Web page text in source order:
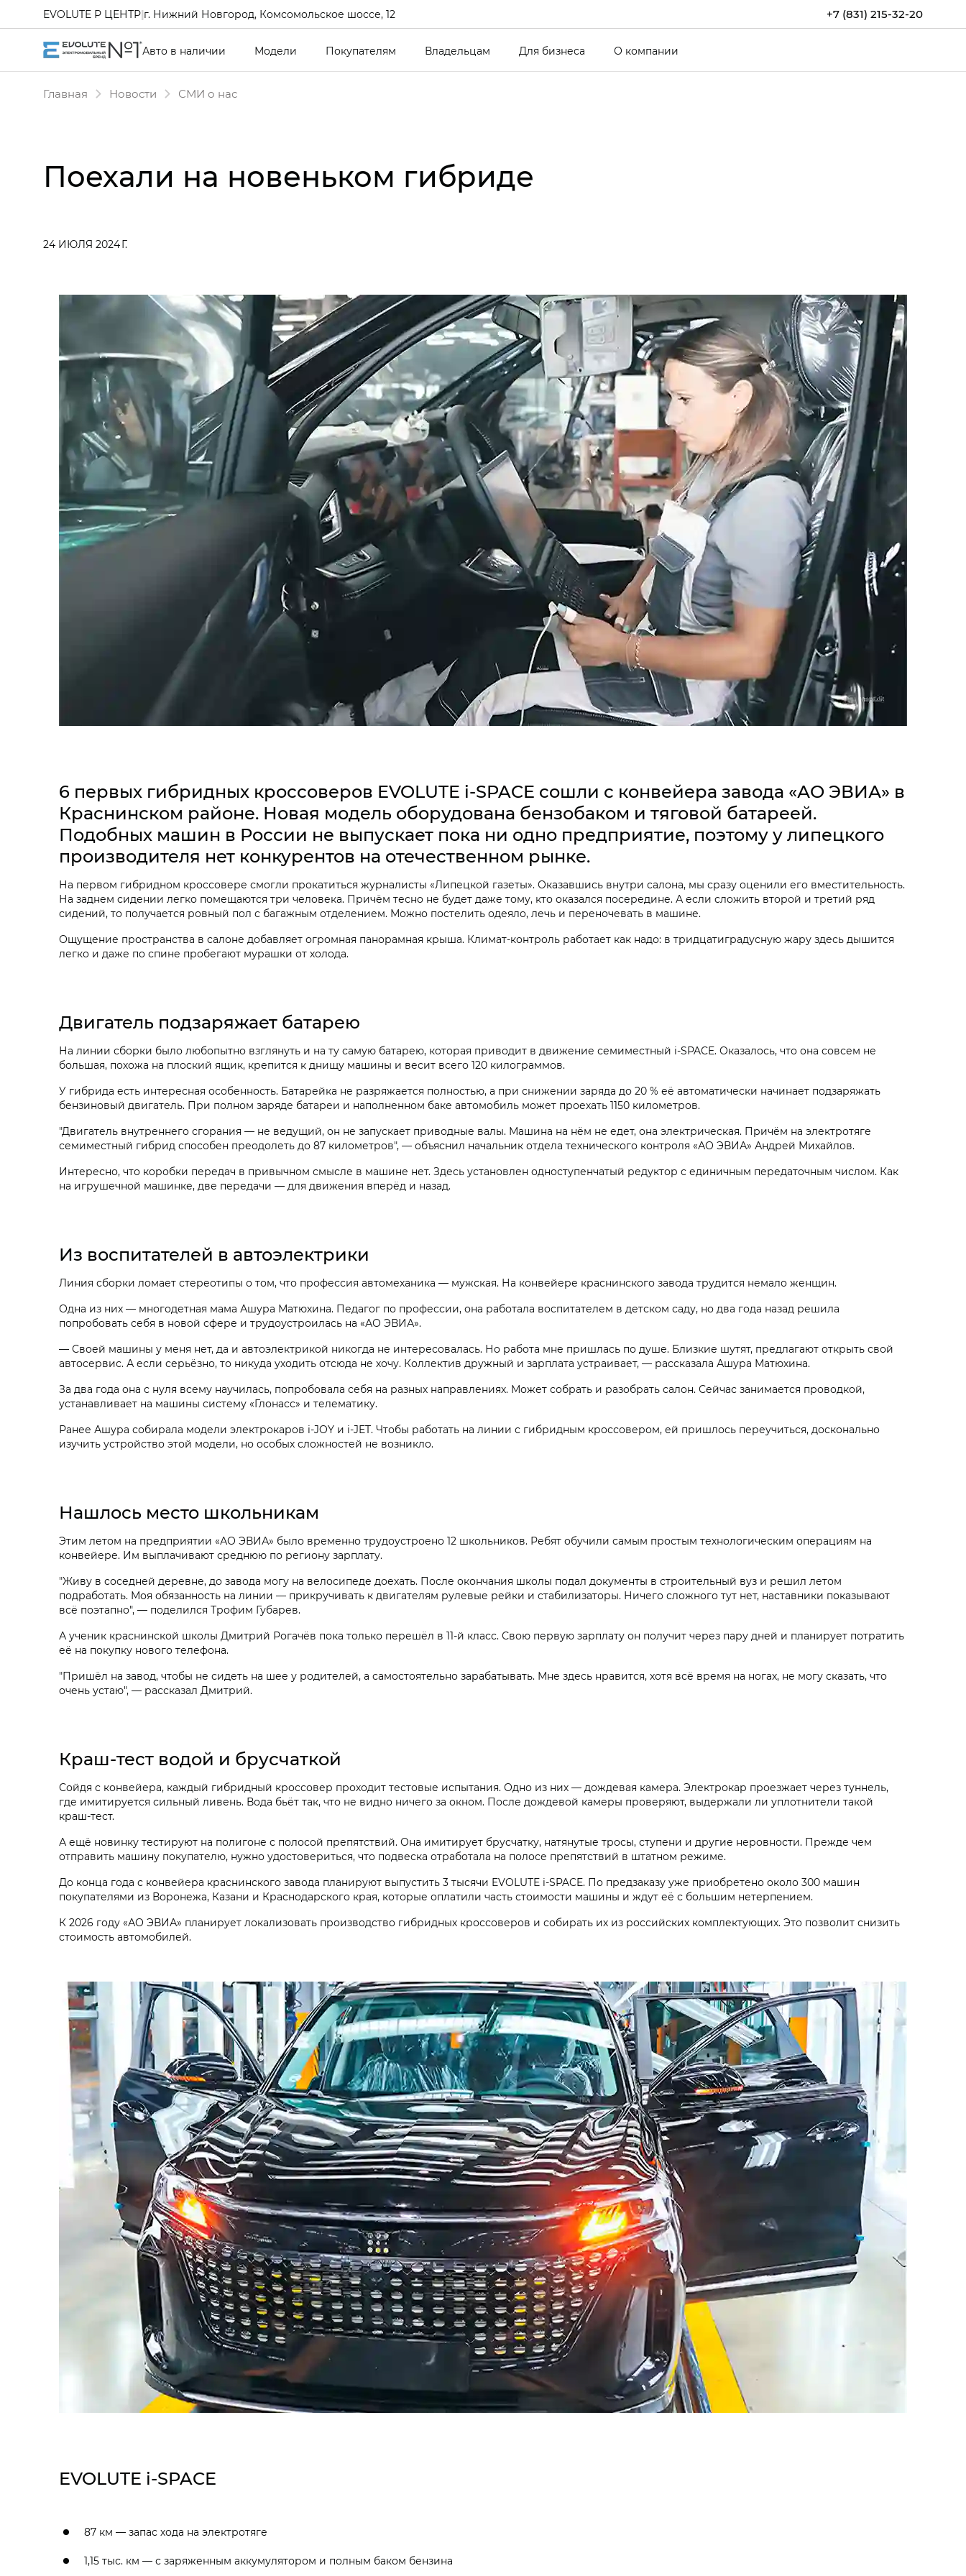
+7 (831) 215-32-20
EVOLUTE Р ЦЕНТР|г. Нижний Новгород, Комсомольское шоссе, 12
Авто в наличии Модели Покупателям Владельцам Для бизнеса О компании
Главная Новости СМИ о нас
Поехали на новеньком гибриде
24 ИЮЛЯ 2024 Г.
6 первых гибридных кроссоверов EVOLUTE i‑SPACE сошли с конвейера завода «АО ЭВИА» в
Краснинском районе. Новая модель оборудована бензобаком и тяговой батареей.
Подобных машин в России не выпускает пока ни одно предприятие, поэтому у липецкого
производителя нет конкурентов на отечественном рынке.
На первом гибридном кроссовере смогли прокатиться журналисты «Липецкой газеты». Оказавшись внутри салона, мы сразу оценили его вместительность.
На заднем сидении легко помещаются три человека. Причём тесно не будет даже тому, кто оказался посередине. А если сложить второй и третий ряд
сидений, то получается ровный пол с багажным отделением. Можно постелить одеяло, лечь и переночевать в машине.
Ощущение пространства в салоне добавляет огромная панорамная крыша. Климат-контроль работает как надо: в трид­цатиградусную жару здесь дышится
легко и даже по спине пробегают мурашки от холода.
Двигатель подзаряжает батарею
На линии сборки было любопытно взглянуть и на ту самую батарею, которая приводит в движение семиместный i‑SPACE. Оказалось, что она совсем не
большая, похожа на плоский ящик, крепится к днищу машины и весит всего 120 килограммов.
У гибрида есть интересная особенность. Батарейка не разряжается полностью, а при снижении заряда до 20 % её автоматически начинает подзаряжать
бензиновый двигатель. При полном заряде батареи и наполненном баке автомобиль может проехать 1150 километров.
"Двигатель внутреннего сгорания — не ведущий, он не запускает приводные валы. Машина на нём не едет, она электрическая. Причём на электротяге
семиместный гибрид способен преодолеть до 87 километров", — объяснил начальник отдела технического контроля «АО ЭВИА» Андрей Михайлов.
Интересно, что коробки передач в привычном смысле в машине нет. Здесь установлен одноступенчатый редуктор с единичным передаточным числом. Как
на игрушечной машинке, две передачи — для движения вперёд и назад.
Из воспитателей в автоэлектрики
Линия сборки ломает стереотипы о том, что профессия автомеханика — мужская. На конвейере краснинского завода трудится немало женщин.
Одна из них — многодетная мама Ашура Матюхина. Педагог по профессии, она работала воспитателем в детском саду, но два года назад решила
попробовать себя в новой сфере и трудоустроилась на «АО ЭВИА».
— Своей машины у меня нет, да и автоэлектрикой никогда не интересовалась. Но работа мне пришлась по душе. Близкие шутят, предлагают открыть свой
автосервис. А если серьёзно, то никуда уходить отсюда не хочу. Коллектив дружный и зарплата устраивает, — рассказала Ашура Матюхина.
За два года она с нуля всему научилась, попробовала себя на разных направлениях. Может собрать и разобрать салон. Сейчас занимается проводкой,
устанавливает на машины систему «Глонасс» и телематику.
Ранее Ашура собирала модели электрокаров i‑JOY и i‑JET. Чтобы работать на линии с гибридным кроссовером, ей пришлось переучиться, досконально
изучить устройство этой модели, но особых сложностей не возникло.
Нашлось место школьникам
Этим летом на предприятии «АО ЭВИА» было временно трудоустроено 12 школьников. Ребят обучили самым простым технологическим операциям на
конвейере. Им выплачивают среднюю по региону зарплату.
"Живу в соседней деревне, до завода могу на велосипеде доехать. После окончания школы подал документы в строительный вуз и решил летом
подработать. Моя обязанность на линии — прикручивать к двигателям рулевые рейки и стабилизаторы. Ничего сложного тут нет, наставники показывают
всё поэтапно", — поделился Трофим Губарев.
А ученик краснинской школы Дмитрий Рогачёв пока только перешёл в 11-й класс. Свою первую зарплату он получит через пару дней и планирует потратить
её на покупку нового телефона.
"Пришёл на завод, чтобы не сидеть на шее у родителей, а самостоятельно зарабатывать. Мне здесь нравится, хотя всё время на ногах, не могу сказать, что
очень устаю", — рассказал Дмитрий.
Краш-тест водой и брусчаткой
Сойдя с конвейера, каждый гибридный кроссовер проходит тестовые испытания. Одно из них — дождевая камера. Электрокар проезжает через туннель,
где имитируется сильный ливень. Вода бьёт так, что не видно ничего за окном. После дождевой камеры проверяют, выдержали ли уплотнители такой
краш-тест.
А ещё новинку тестируют на полигоне с полосой препятствий. Она имитирует брусчатку, натянутые тросы, ступени и другие неровности. Прежде чем
отправить машину покупателю, нужно удостовериться, что подвеска отработала на полосе препятствий в штатном режиме.
До конца года с конвейера краснинского завода планируют выпустить 3 тысячи EVOLUTE i‑SPACE. По предзаказу уже приобретено около 300 машин
покупателями из Воронежа, Казани и Краснодарского края, которые оплатили часть стоимости машины и ждут её с большим нетерпением.
К 2026 году «АО ЭВИА» планирует локализовать производство гибридных кроссоверов и собирать их из российских комплектующих. Это позволит снизить
стоимость автомобилей.
EVOLUTE i‑SPACE
87 км — запас хода на электротяге
1,15 тыс. км — с заряженным аккумулятором и полным баком бензина